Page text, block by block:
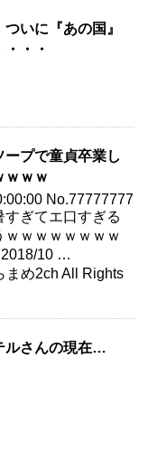
いに『あの国』
・・
ープで童貞卒業し
ｗｗｗ
No.77777777
すぎてエ口すぎる
ｗｗｗｗｗｗｗ
2018/10 …
まめ2ch All Rights
ルさんの現在…